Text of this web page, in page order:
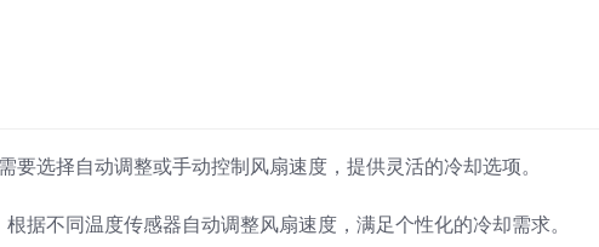
要选择自动调整或手动控制风扇速度，提供灵活的冷却选项。
据不同温度传感器自动调整风扇速度，满足个性化的冷却需求。